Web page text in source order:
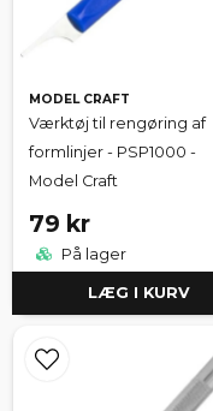
MODEL CRAFT
Værktøj til rengøring af
formlinjer - PSP1000 -
Model Craft
79 kr
På lager
LÆG I KURV